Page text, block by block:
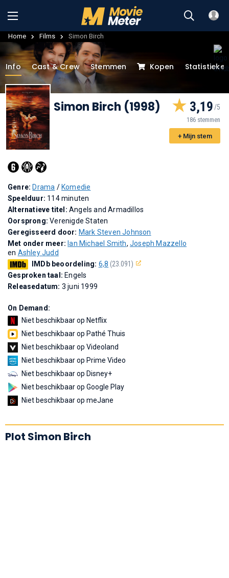
Home Films Simon Birch
Info Cast & Crew Stemmen Kopen
Simon Birch (1998) 3,19
186 stemmen
+ Mijn stem
Genre: Drama / Komedie
Speelduur: 114 minuten
Alternatieve titel: Angels and Armadillos
Oorsprong:Verenigde Staten
Geregisseerd door: Mark Steven Johnson
Met onder meer: Ian Michael Smith,Joseph Mazzello
en Ashley Judd
IMDb beoordeling: 6,8 (23.091)
Gesproken taal: Engels
Releasedatum: 3 juni 1999
On Demand:
Niet beschikbaar op Netflix
Niet beschikbaar op Pathé Thuis
Niet beschikbaar op Videoland
Niet beschikbaar op Prime Video
Niet beschikbaar op Disney+
Niet beschikbaar op Google Play
Niet beschikbaar op meJane
Plot Simon Birch